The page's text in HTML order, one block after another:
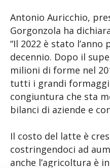
Antonio Auricchio,
Gorgonzola ha
“Il 2022 è stato
decennio. Dopo il
milioni di forme nel
tutti i grandi
congiuntura che sta
bilanci di aziende e
Il costo del latte è
costringendoci ad
anche l’agricoltura è